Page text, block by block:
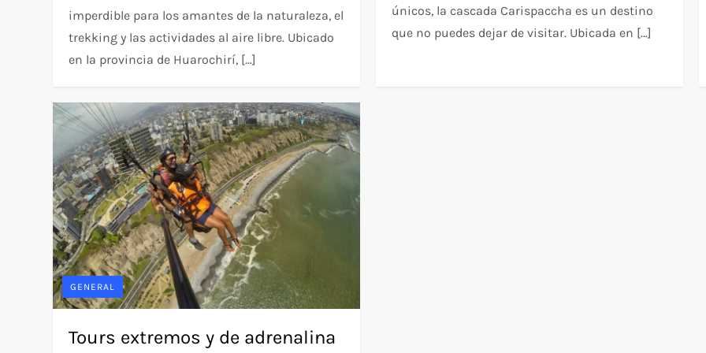
imperdible para los amantes de la naturaleza, el
trekking y las actividades al aire libre. Ubicado
en la provincia de Huarochirí, […]
únicos, la cascada Carispaccha es un destino
que no puedes dejar de visitar. Ubicada en […]
GENERAL
Tours extremos y de adrenalina